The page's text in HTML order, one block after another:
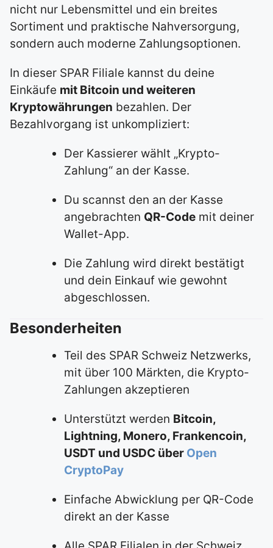
nicht nur Lebensmittel und ein breites
Sortiment und praktische Nahversorgung,
sondern auch moderne Zahlungsoptionen.
In dieser SPAR Filiale kannst du deine
Einkäufe mit Bitcoin und weiteren
Kryptowährungen bezahlen. Der
Bezahlvorgang ist unkompliziert:
Der Kassierer wählt „Krypto-
Zahlung“ an der Kasse.
Du scannst den an der Kasse
angebrachten QR-Code mit deiner
Wallet-App.
Die Zahlung wird direkt bestätigt
und dein Einkauf wie gewohnt
abgeschlossen.
Besonderheiten
Teil des SPAR Schweiz Netzwerks,
mit über 100 Märkten, die Krypto-
Zahlungen akzeptieren
Unterstützt werden Bitcoin,
Lightning, Monero, Frankencoin,
USDT und USDC über Open
CryptoPay
Einfache Abwicklung per QR-Code
direkt an der Kasse